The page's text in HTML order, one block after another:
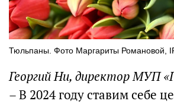
Тюльпаны. Фото Маргариты Романовой,
Георгий Ни, директор МУП
– В 2024 году ставим себе